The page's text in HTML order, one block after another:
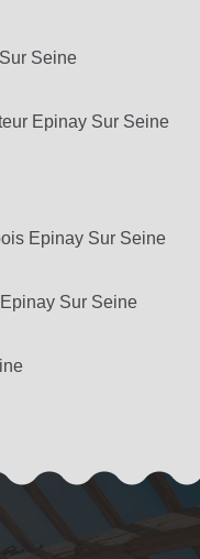
Seine
Epinay Sur Seine
Epinay Sur Seine
Sur Seine